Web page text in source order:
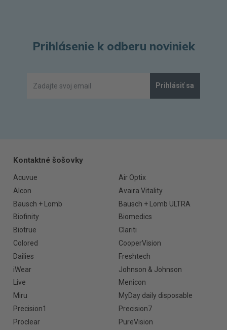
Prihlásenie k odberu noviniek
Prihlásiť sa
Kontaktné šošovky
Acuvue
Air Optix
Alcon
Avaira Vitality
Bausch + Lomb
Bausch + Lomb ULTRA
Biofinity
Biomedics
Biotrue
Clariti
Colored
CooperVision
Dailies
Freshtech
iWear
Johnson & Johnson
Live
Menicon
Miru
MyDay daily disposable
Precision1
Precision7
Proclear
PureVision